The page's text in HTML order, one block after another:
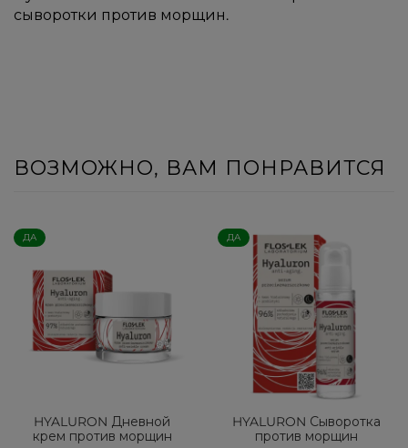
сыворотки против морщин.
ВОЗМОЖНО, ВАМ ПОНРАВИТСЯ
ДА
HYALURON Дневной
крем против морщин
ДА
HYALURON Сыворотка
против морщин